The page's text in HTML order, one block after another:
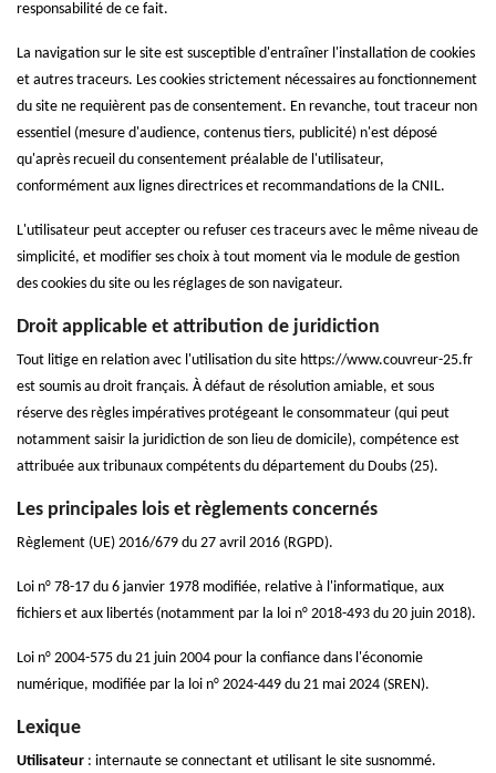
responsabilité de ce fait.
La navigation sur le site est susceptible d'entraîner l'installation de cookies
et autres traceurs. Les cookies strictement nécessaires au fonctionnement
du site ne requièrent pas de consentement. En revanche, tout traceur non
essentiel (mesure d'audience, contenus tiers, publicité) n'est déposé
qu'après recueil du consentement préalable de l'utilisateur,
conformément aux lignes directrices et recommandations de la CNIL.
L'utilisateur peut accepter ou refuser ces traceurs avec le même niveau de
simplicité, et modifier ses choix à tout moment via le module de gestion
des cookies du site ou les réglages de son navigateur.
Droit applicable et attribution de juridiction
Tout litige en relation avec l'utilisation du site https://www.couvreur-25.fr
est soumis au droit français. À défaut de résolution amiable, et sous
réserve des règles impératives protégeant le consommateur (qui peut
notamment saisir la juridiction de son lieu de domicile), compétence est
attribuée aux tribunaux compétents du département du Doubs (25).
Les principales lois et règlements concernés
Règlement (UE) 2016/679 du 27 avril 2016 (RGPD).
Loi n° 78-17 du 6 janvier 1978 modifiée, relative à l'informatique, aux
fichiers et aux libertés (notamment par la loi n° 2018-493 du 20 juin 2018).
Loi n° 2004-575 du 21 juin 2004 pour la confiance dans l'économie
numérique, modifiée par la loi n° 2024-449 du 21 mai 2024 (SREN).
Lexique
Utilisateur : internaute se connectant et utilisant le site susnommé.